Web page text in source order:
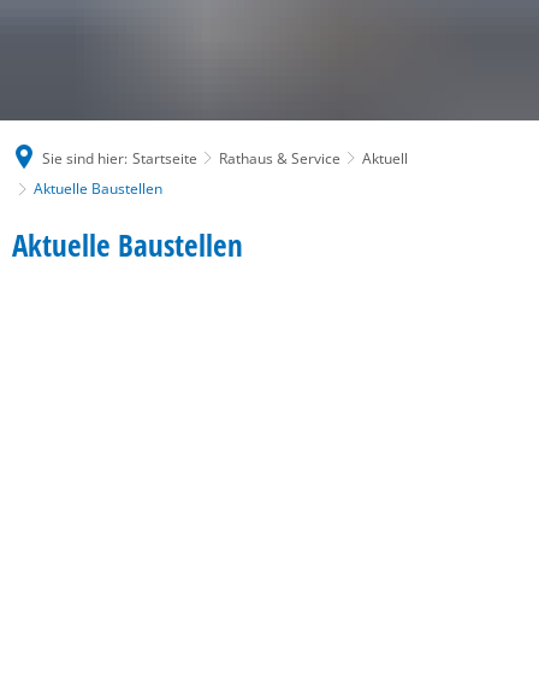
Sie sind hier: Startseite Rathaus & Service
Aktuell
Aktuelle Baustellen
Aktuelle
Aktuelle Baustellen